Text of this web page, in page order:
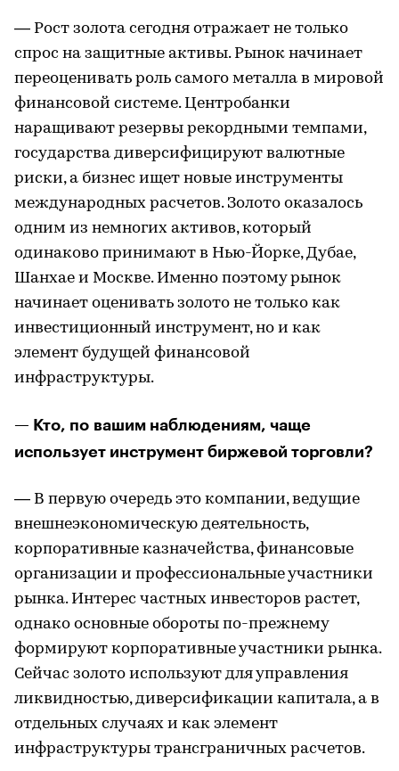
— Рост золота сегодня отражает не только
спрос на защитные активы. Рынок начинает
переоценивать роль самого металла в мировой
финансовой системе. Центробанки
наращивают резервы рекордными темпами,
государства диверсифицируют валютные
риски, а бизнес ищет новые инструменты
международных расчетов. Золото оказалось
одним из немногих активов, который
одинаково принимают в Нью-Йорке, Дубае,
Шанхае и Москве. Именно поэтому рынок
начинает оценивать золото не только как
инвестиционный инструмент, но и как
элемент будущей финансовой
инфраструктуры.
— Кто, по вашим наблюдениям, чаще
использует инструмент биржевой торговли?
— В первую очередь это компании, ведущие
внешнеэкономическую деятельность,
корпоративные казначейства, финансовые
организации и профессиональные участники
рынка. Интерес частных инвесторов растет,
однако основные обороты по-прежнему
формируют корпоративные участники рынка.
Сейчас золото используют для управления
ликвидностью, диверсификации капитала, а в
отдельных случаях и как элемент
инфраструктуры трансграничных расчетов.